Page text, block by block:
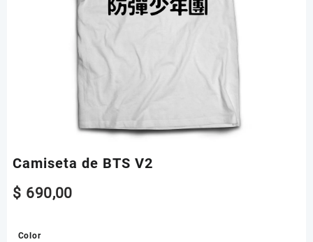
Camiseta de BTS V2
$690,00
Color